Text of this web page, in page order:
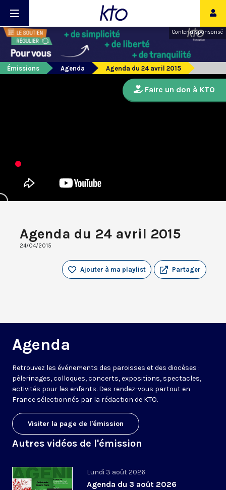
Contenu sponsorisé
Émissions Agenda Agenda du 24 avril 2015
Agenda du 24 avril 2015
24/04/2015
Partager
Ajouter à ma playlist
Agenda
Retrouvez les événements des paroisses et des diocèses :
pèlerinages, colloques, concerts, expositions, spectacles,
activités pour les enfants. Des rendez-vous partout en
France sélectionnés par la rédaction de KTO.
Visiter la page de l'émission
Autres vidéos de l'émission
Lundi 3 août 2026
Agenda du 3 août 2026
Faire un don à KTO